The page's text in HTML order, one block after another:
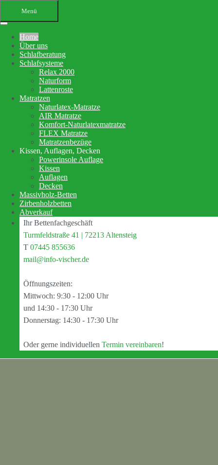
Menü
Home
Über uns
Schlafberatung
Schlafsysteme
Relax 2000
Naturform
Lattenroste
Matratzen
Naturlatex-Matratze
AIR Matratze
Komfort-Naturlatexmatratze
FLEX Matratze
Matratzenbezüge
Kissen, Auflagen, Decken
Powerinsole Auflage
Kissen
Auflagen
Decken
Massivholz-Betten
Zirbenholzbetten
Abverkauf
Ihr Bettenfachgeschäft
Turmfeldstraße 41 | 72213 Altensteig
T 07445 855636
mail@info-vischer.de
Öffnungszeiten:
Mittwoch: 9:30 - 12:00 Uhr
und 14:30 - 17:30 Uhr
Donnerstag: 14:30 - 17:30 Uhr
Oder gerne individuellen Termin vereinbaren!
Ihr Bettenfachgeschäft in
Altensteig
Matratzenberatung
und Betten
Ihre Schlafberatung
Schlafsystem Relax 2000
Matratzen aus reinem Naturlatex